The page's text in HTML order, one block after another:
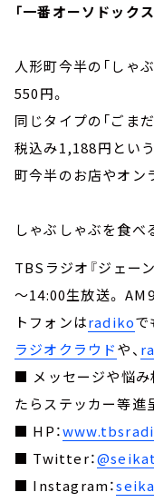
「一番オーソドックス
人形町今半の「しゃ
550円。
同じタイプの「ごま
税込み1,188円とい
町今半のお店やオン
しゃぶしゃぶを食べ
TBSラジオ『ジェー
～14:00生放送。
トフォンはradikoで
ラジオクラウドや、
■ メッセージや悩み
たらステッカー等進
■ HP：
■ Twitter：
■ Instagram：